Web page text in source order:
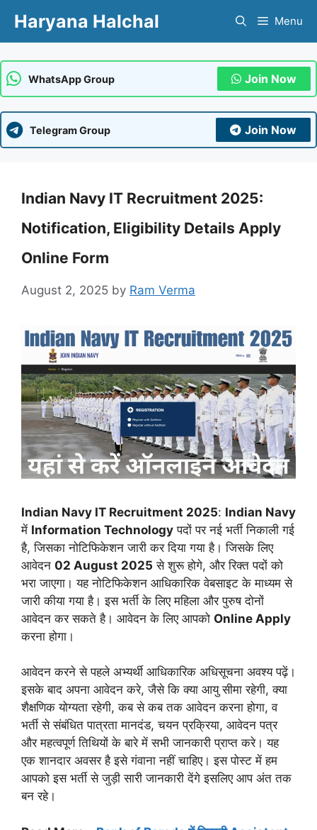
content
Haryana Halchal Menu
WhatsApp Group Join Now
Telegram Group Join Now
Indian Navy IT Recruitment 2025:
Notification, Eligibility Details Apply
Online Form
August 2, 2025 by Ram Verma
Indian Navy IT Recruitment 2025: Indian Navy
में Information Technology पदों पर नई भर्ती निकाली गई
है, जिसका नोटिफिकेशन जारी कर दिया गया है। जिसके लिए
आवेदन 02 August 2025 से शुरू होगे, और रिक्त पदों को
भरा जाएगा। यह नोटिफिकेशन आधिकारिक वेबसाइट के माध्यम से
जारी कीया गया है। इस भर्ती के लिए महिला और पुरुष दोनों
आवेदन कर सकते है। आवेदन के लिए आपको Online Apply
करना होगा।
आवेदन करने से पहले अभ्यर्थी आधिकारिक अधिसूचना अवश्य पढ़ें।
इसके बाद अपना आवेदन करे, जैसे कि क्या आयु सीमा रहेगी, क्या
शैक्षणिक योग्यता रहेगी, कब से कब तक आवेदन करना होगा, व
भर्ती से संबंधित पात्रता मानदंड, चयन प्रक्रिया, आवेदन पत्र
और महत्वपूर्ण तिथियों के बारे में सभी जानकारी प्राप्त करे। यह
एक शानदार अवसर है इसे गंवाना नहीं चाहिए। इस पोस्ट में हम
आपको इस भर्ती से जुड़ी सारी जानकारी देंगे इसलिए आप अंत तक
बन रहे।